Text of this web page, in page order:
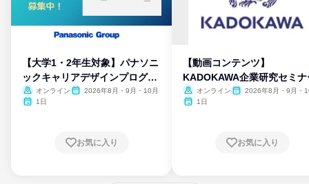
【大学1・2年生対象】パナソニ
ックキャリアデザインプログラ
ム
オンライン
2026年8月・9月・10月
1日
お気に入り
【動画コンテンツ】
KADOKAWA企業研究セミナ
オンライン
2026年8月・9月・
1日
お気に入り